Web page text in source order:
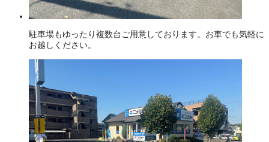
駐車場もゆったり複数台ご用意しております。お車でも気軽に
お越しください。